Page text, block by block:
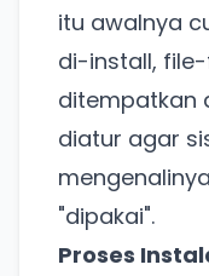
itu awalnya
di-install,
ditempatkan
diatur agar
"dipakai".
Proses